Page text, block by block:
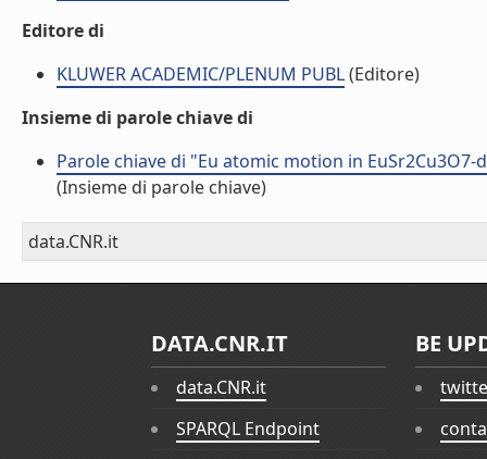
Editore di
KLUWER ACADEMIC/PLENUM PUBL(Editore)
Insieme di parole chiave di
Parole chiave di "Eu atomic motion in
(Insieme di parole chiave)
data.CNR.it
DATA.CNR.IT
data.CNR.it
SPARQL Endpoint
BE